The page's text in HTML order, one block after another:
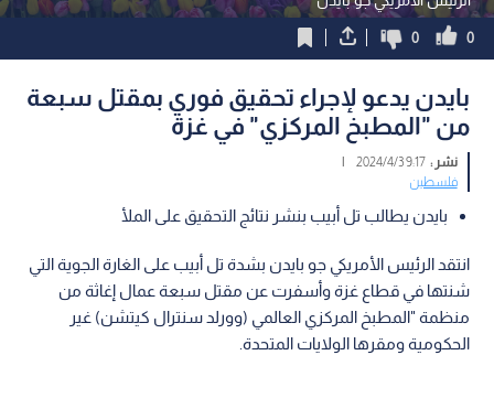
0
0
بايدن يدعو لإجراء تحقيق فوري بمقتل سبعة
من "المطبخ المركزي" في غزة
نشر :9:17 2024/4/3
|
فلسطين
بايدن يطالب تل أبيب بنشر نتائج التحقيق على الملأ
انتقد الرئيس الأمريكي جو بايدن بشدة تل أبيب على الغارة الجوية التي
شنتها في قطاع غزة وأسفرت عن مقتل سبعة عمال إغاثة من
منظمة "المطبخ المركزي العالمي (وورلد سنترال كيتشن) غير
الحكومية ومقرها الولايات المتحدة.